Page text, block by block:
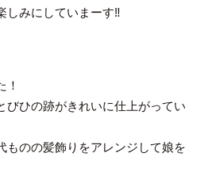
しみにしていまーす‼️
！
びひの跡がきれいに仕上がってい
ものの髪飾りをアレンジして娘を